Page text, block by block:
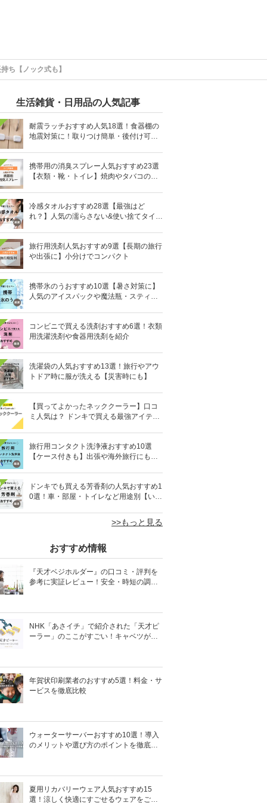
ち【ノック式も】
生活雑貨・日用品の人気記事
耐震ラッチおすすめ人気18選！食器棚の
地震対策に！取りつけ簡単・後付け可能
携帯用の消臭スプレー人気おすすめ23選
【衣類・靴・トイレ】焼肉やタバコのニ
冷感タオルおすすめ28選【最強はど
れ？】人気の濡らさない&使い捨てタイプ
旅行用洗剤人気おすすめ9選【長期の旅行
や出張に】小分けでコンパクト
携帯氷のうおすすめ10選【暑さ対策に】
人気のアイスパックや魔法瓶・スティッ
コンビニで買える洗剤おすすめ6選！衣類
用洗濯洗剤や食器用洗剤を紹介
洗濯袋の人気おすすめ13選！旅行やアウ
トドア時に服が洗える【災害時にも】
【買ってよかったネッククーラー】口コ
ミ人気は？ ドンキで買える最強アイテム
旅行用コンタクト洗浄液おすすめ10選
【ケース付きも】出張や海外旅行にも便
ドンキでも買える芳香剤の人気おすすめ1
0選！車・部屋・トイレなど用途別【いい
>>もっと見る
おすすめ情報
『天才ベジホルダー』の口コミ・評判を
参考に実証レビュー！安全・時短の調理
NHK「あさイチ」で紹介された「天才ピ
ーラー」のここがすごい！キャベツがほ
年賀状印刷業者のおすすめ5選！料金・サ
ービスを徹底比較
ウォーターサーバーおすすめ10選！導入
のメリットや選び方のポイントを徹底解
夏用リカバリーウェア人気おすすめ15
選！涼しく快適にすごせるウェアをご紹